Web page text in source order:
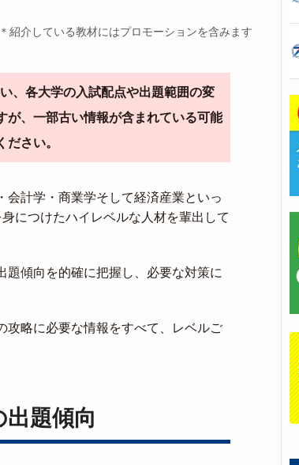
＊紹介している教材にはプロモーションを含みます
、各大学の入試配点や出題範囲の変
が、一部古い情報が含まれている可能
さい。
計学・商業学そして経済産業といっ
につけたハイレベルな人材を輩出して
題傾向を的確に把握し、必要な対策に
攻略に必要な情報をすべて、レベルご
題傾向